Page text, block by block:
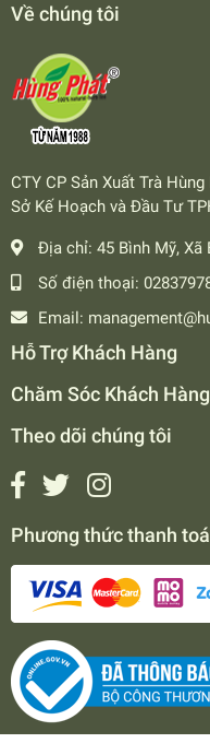
Về chúng tôi
CTY CP Sản Xuất Trà
Sở Kế Hoạch và Đầu Tư
Địa chỉ: 45 Bình Mỹ, Xã
Số điện thoại:
Email:
Hỗ Trợ Khách Hàng
Chăm Sóc Khách Hàng
Theo dõi chúng tôi
Phương thức thanh